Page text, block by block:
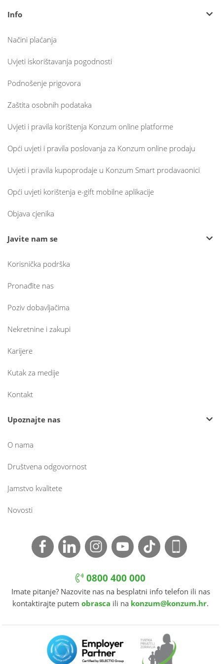
Info
Načini plaćanja
Uvjeti iskorištavanja pogodnosti
Podnošenje prigovora
Zaštita osobnih podataka
Uvjeti i pravila korištenja Konzum online platforme
Opći uvjeti i pravila poslovanja za Konzum online prodaju
Uvjeti i pravila kupoprodaje u Konzum Smart prodavaonici
Opći uvjeti korištenja e-gift mobilne aplikacije
Objava cjenika
Javite nam se
Korisnička podrška
Pronađite nas
Poziv dobavljačima
Nekretnine i zakupi
Karijere
Kutak za medije
Kontakt
Upoznajte nas
O nama
Društvena odgovornost
Jamstvo kvalitete
Novosti
0800 400 000
Imate pitanje? Nazovite nas na besplatni info telefon ili nas
kontaktirajte putem obrasca ili na konzum@konzum.hr.